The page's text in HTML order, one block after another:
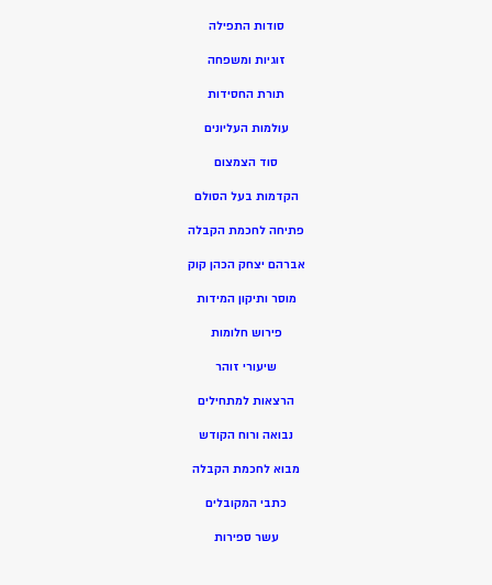
סודות התפילה
זוגיות ומשפחה
תורת החסידות
עולמות העליונים
סוד הצמצום
הקדמות בעל הסולם
פתיחה לחכמת הקבלה
אברהם יצחק הכהן קוק
מוסר ותיקון המידות
פירוש חלומות
שיעורי זוהר
הרצאות למתחילים
נבואה ורוח הקודש
מבוא לחכמת הקבלה
כתבי המקובלים
עשר ספירות